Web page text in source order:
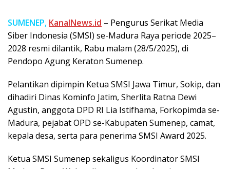
SUMENEP, KanalNews.id – Pengurus Serikat Media
Siber Indonesia (SMSI) se-Madura Raya periode 2025–
2028 resmi dilantik, Rabu malam (28/5/2025), di
Pendopo Agung Keraton Sumenep.
Pelantikan dipimpin Ketua SMSI Jawa Timur, Sokip, dan
dihadiri Dinas Kominfo Jatim, Sherlita Ratna Dewi
Agustin, anggota DPD RI Lia Istifhama, Forkopimda se-
Madura, pejabat OPD se-Kabupaten Sumenep, camat,
kepala desa, serta para penerima SMSI Award 2025.
Ketua SMSI Sumenep sekaligus Koordinator SMSI